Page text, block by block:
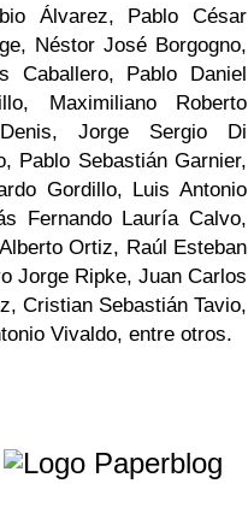
Álvarez, Pablo César
Néstor José Borgogno,
Caballero, Pablo Daniel
Maximiliano Roberto
Jorge Sergio Di
Pablo Sebastián Garnier,
Gordillo, Luis Antonio
Fernando Lauría Calvo,
Ortiz, Raúl Esteban
Jorge Ripke, Juan Carlos
Cristian Sebastián Tavio,
Vivaldo, entre otros.